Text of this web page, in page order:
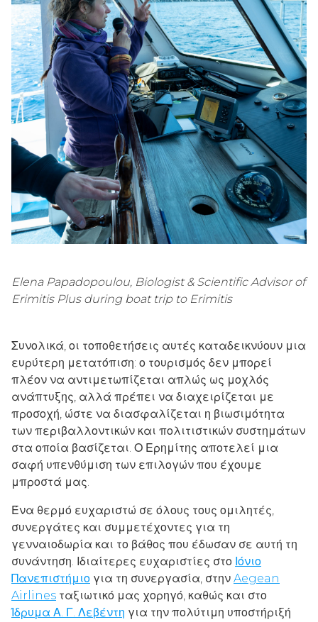
Elena Papadopoulou, Biologist & Scientific Advisor of
Erimitis Plus during boat trip to Erimitis
Συνολικά, οι τοποθετήσεις αυτές καταδεικνύουν μια
ευρύτερη μετατόπιση: ο τουρισμός δεν μπορεί
πλέον να αντιμετωπίζεται απλώς ως μοχλός
ανάπτυξης, αλλά πρέπει να διαχειρίζεται με
προσοχή, ώστε να διασφαλίζεται η βιωσιμότητα
των περιβαλλοντικών και πολιτιστικών συστημάτων
στα οποία βασίζεται. Ο Ερημίτης αποτελεί μια
σαφή υπενθύμιση των επιλογών που έχουμε
μπροστά μας.
Ένα θερμό ευχαριστώ σε όλους τους ομιλητές,
συνεργάτες και συμμετέχοντες για τη
γενναιοδωρία και το βάθος που έδωσαν σε αυτή τη
συνάντηση. Ιδιαίτερες ευχαριστίες στο Ιόνιο
Πανεπιστήμιο για τη συνεργασία, στην Aegean
Airlines ταξιωτικό μας χορηγό, καθώς και στο
Ίδρυμα Α. Γ. Λεβέντη για την πολύτιμη υποστήριξή